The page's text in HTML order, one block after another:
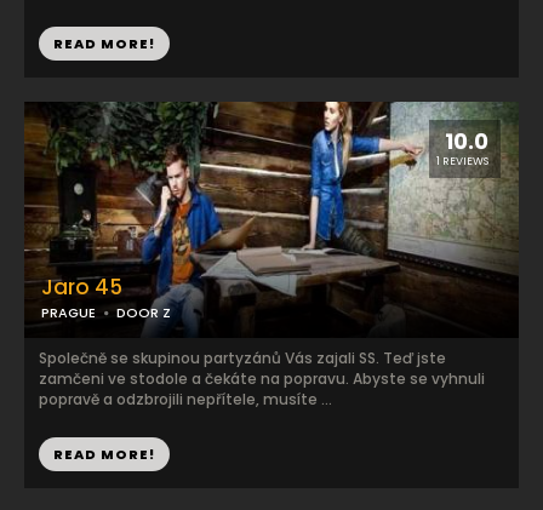
10.0
1 REVIEWS
Jaro 45
PRAGUE DOOR Z
Společně se skupinou partyzánů Vás zajali SS. Teď jste
zamčeni ve stodole a čekáte na popravu. Abyste se vyhnuli
popravě a odzbrojili nepřítele, musíte ...
READ MORE!
READ MORE!